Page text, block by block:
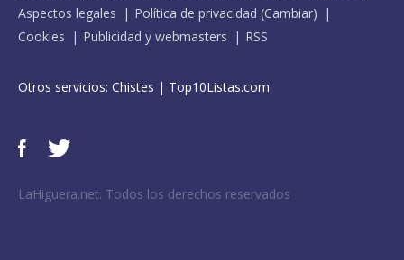
Aspectos legales
Política de privacidad (Cambiar)
Cookies
Publicidad y webmasters RSS
Otros servicios: Chistes | Top10Listas.com
LaHiguera.net. Todos los derechos reservados